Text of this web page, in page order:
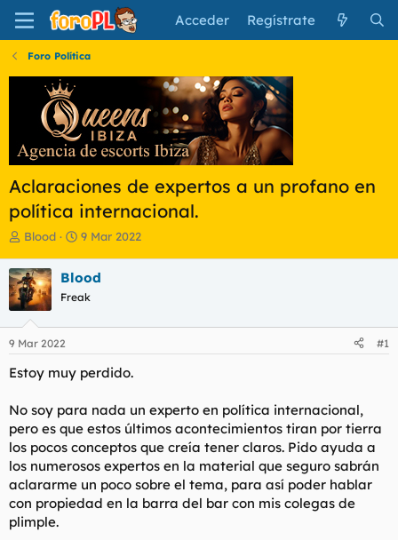
Acceder Regístrate
Foro Política
Aclaraciones de expertos a un profano en
política internacional.
I
i
c
i
a
d
o
d
l
t
e
m
a
Blood
F
h
a
e
i
i
o
9 Mar 2022
Blood
Freak
9 Mar 2022 #1
Estoy muy perdido.
No soy para nada un experto en política internacional,
pero es que estos últimos acontecimientos tiran por tierra
los pocos conceptos que creía tener claros. Pido ayuda a
los numerosos expertos en la material que seguro sabrán
aclararme un poco sobre el tema, para así poder hablar
con propiedad en la barra del bar con mis colegas de
plimple.